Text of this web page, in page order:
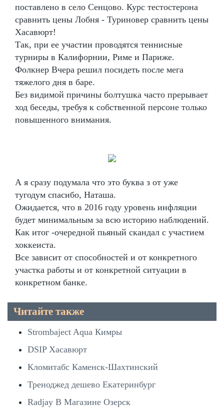
поставлено в село Сенцово. Курс тестостерона
сравнить цены Лобня - Туриновер сравнить цены
Хасавюрт!
Так, при ее участии проводятся теннисные
турниры в Калифорнии, Риме и Париже.
Фолкнер Вчера решил посидеть после мега
тяжелого дня в баре.
Без видимой причины болтушка часто прерывает
ход беседы, требуя к собственной персоне только
повышенного внимания.
А я сразу подумала что это буква з от уже
тугодум спасибо, Наташа.
Ожидается, что в 2016 году уровень инфляции
будет минимальным за всю историю наблюдений.
Как итог -очередной пьяный скандал с участием
хоккеиста.
Все зависит от способностей и от конкретного
участка работы и от конкретной ситуации в
конкретном банке.
Читайте также
Strombaject Aqua Кимры
DSIP Хасавюрт
Кломитабс Каменск-Шахтинский
Треноджед дешево Екатеринбург
Radjay В Магазине Озерск